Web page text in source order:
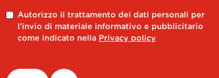
Autorizzo il trattamento dei dati personali per
l'invio di materiale informativo e pubblicitario
come indicato nella Privacy policy